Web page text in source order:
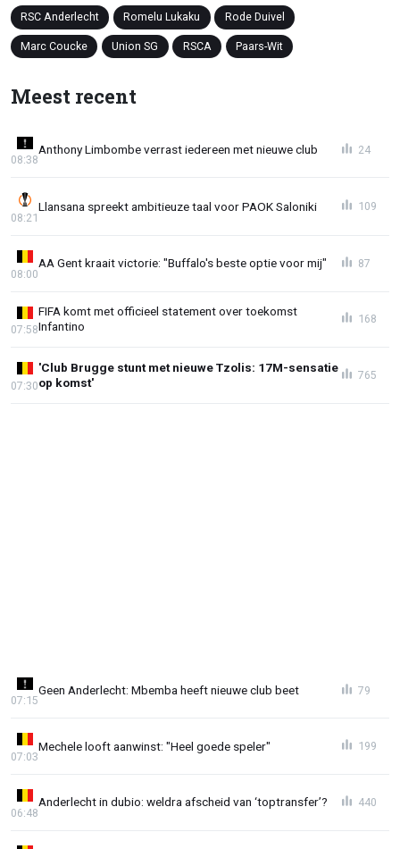
RSC Anderlecht Romelu Lukaku Rode Duivel
Marc Coucke Union SG RSCA Paars-Wit
Meest recent
Anthony Limbombe verrast iedereen met nieuwe club
08:38
24
Llansana spreekt ambitieuze taal voor PAOK Saloniki
08:21
109
AA Gent kraait victorie: "Buffalo's beste optie voor mij"
08:00
87
FIFA komt met officieel statement over toekomst
Infantino
07:58
168
'Club Brugge stunt met nieuwe Tzolis: 17M-sensatie
op komst'
07:30
765
Geen Anderlecht: Mbemba heeft nieuwe club beet
07:15
79
Mechele looft aanwinst: "Heel goede speler"
07:03
199
Anderlecht in dubio: weldra afscheid van ‘toptransfer’?
06:48
440